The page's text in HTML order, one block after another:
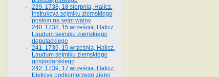
239. 1738, 18 sierpnia, Halicz.
Instrukcya sejmiku ziemskiego
posłom na sejm walny
240. 1738, 15 września, Halicz.
Laudum sejmiku ziemskiego
deputackiego
241. 1739, 15 września, Halicz.
Laudum sejmiku ziemskiego
gospodarskiego
242. 1739, 17 września, Halicz.
Elekcya podkomorzego ziemi